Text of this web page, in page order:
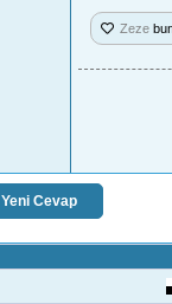
Zeze
Yeni Cevap